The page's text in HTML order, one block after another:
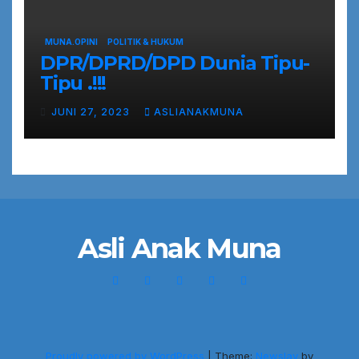
MUNA.OPINI POLITIK & HUKUM
DPR/DPRD/DPD Dunia Tipu-
Tipu .!!!
JUNI 27, 2023 ASLIANAKMUNA
Asli Anak Muna
Proudly powered by WordPress Theme: Newslay by